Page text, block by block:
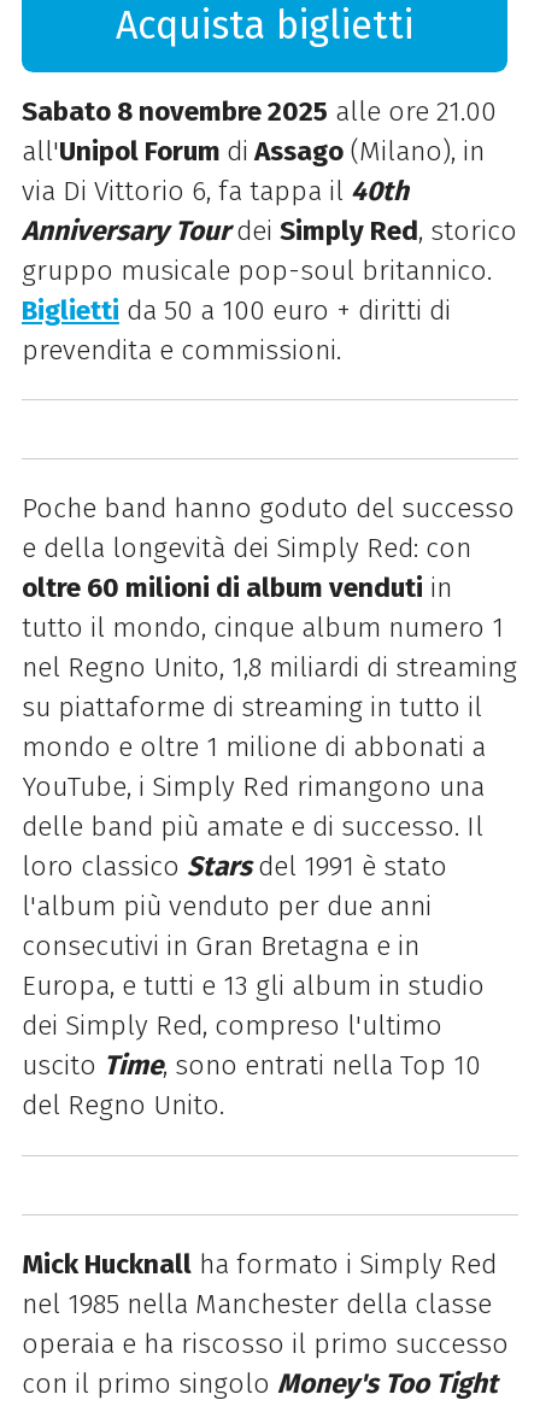
Acquista biglietti
Sabato 8 novembre 2025 alle ore 21.00
all'Unipol Forum di Assago(Milano), in
via Di Vittorio 6, fa tappa il 40th
Anniversary Tourdei Simply Red, storico
gruppo musicale pop-soul britannico.
Biglietti da 50 a 100 euro + diritti di
prevendita e commissioni.
Poche band hanno goduto del successo
e della longevità dei Simply Red: con
oltre 60 milioni di album venduti in
tutto il mondo, cinque album numero 1
nel Regno Unito, 1,8 miliardi di streaming
su piattaforme di streaming in tutto il
mondo e oltre 1 milione di abbonati a
YouTube, i Simply Red rimangono una
delle band più amate e di successo. Il
loro classico Starsdel 1991 è stato
l'album più venduto per due anni
consecutivi in Gran Bretagna e in
Europa, e tutti e 13 gli album in studio
dei Simply Red, compreso l'ultimo
uscito Time, sono entrati nella Top 10
del Regno Unito.
Mick Hucknallha formato i Simply Red
nel 1985 nella Manchester della classe
operaia e ha riscosso il primo successo
con il primo singolo Money's Too Tight